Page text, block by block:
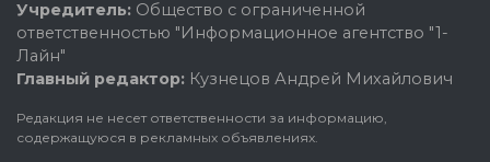
Учредитель: Общество с ограниченной
ответственностью "Информационное агентство "1-
Лайн"
Главный редактор: Кузнецов Андрей Михайлович
Редакция не несет ответственности за информацию,
содержащуюся в рекламных объявлениях.